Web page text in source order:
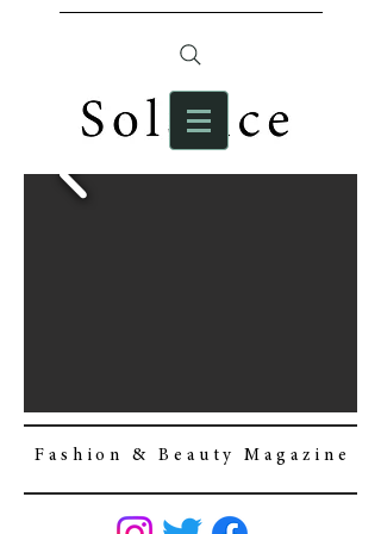
F a s h i o n & B e a u t y M a g a z i n e